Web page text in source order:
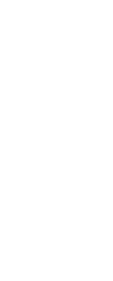
jam 2 siang